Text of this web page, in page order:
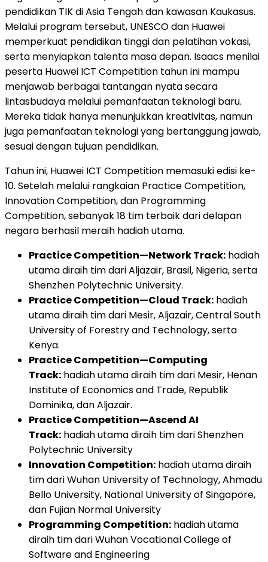
pendidikan TIK di Asia Tengah dan kawasan Kaukasus.
Melalui program tersebut, UNESCO dan Huawei
memperkuat pendidikan tinggi dan pelatihan vokasi,
serta menyiapkan talenta masa depan. Isaacs menilai
peserta Huawei ICT Competition tahun ini mampu
menjawab berbagai tantangan nyata secara
lintasbudaya melalui pemanfaatan teknologi baru.
Mereka tidak hanya menunjukkan kreativitas, namun
juga pemanfaatan teknologi yang bertanggung jawab,
sesuai dengan tujuan pendidikan.
Tahun ini, Huawei ICT Competition memasuki edisi ke-
10. Setelah melalui rangkaian Practice Competition,
Innovation Competition, dan Programming
Competition, sebanyak 18 tim terbaik dari delapan
negara berhasil meraih hadiah utama.
Practice Competition—Network Track: hadiah
utama diraih tim dari Aljazair, Brasil, Nigeria, serta
Shenzhen Polytechnic University.
Practice Competition—Cloud Track: hadiah
utama diraih tim dari Mesir, Aljazair, Central South
University of Forestry and Technology, serta
Kenya.
Practice Competition—Computing
Track: hadiah utama diraih tim dari Mesir, Henan
Institute of Economics and Trade, Republik
Dominika, dan Aljazair.
Practice Competition—Ascend AI
Track: hadiah utama diraih tim dari Shenzhen
Polytechnic University
Innovation Competition: hadiah utama diraih
tim dari Wuhan University of Technology, Ahmadu
Bello University, National University of Singapore,
dan Fujian Normal University
Programming Competition: hadiah utama
diraih tim dari Wuhan Vocational College of
Software and Engineering